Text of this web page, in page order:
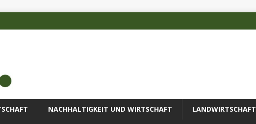
NACHHALTIGKEIT UND WIRTSCHAFT LANDWIRTSCHAFT